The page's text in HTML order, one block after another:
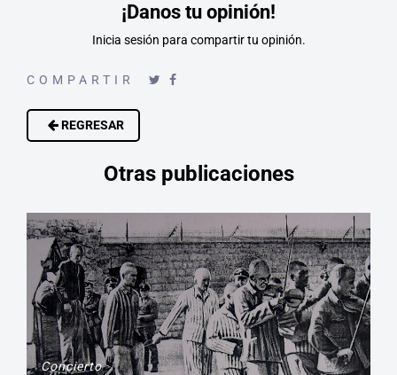
¡Danos tu opinión!
Inicia sesión para compartir tu opinión.
COMPARTIR
REGRESAR
Otras publicaciones
Concierto